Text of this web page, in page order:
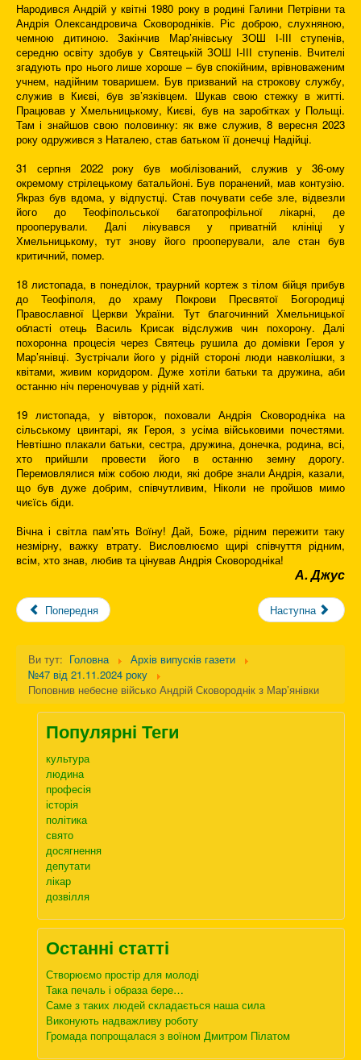
Народився Андрій у квітні 1980 року в родині Галини Петрівни та
Андрія Олександровича Сковородніків. Ріс доброю, слухняною,
чемною дитиною. Закінчив Мар’янівську ЗОШ І-ІІІ ступенів,
середню освіту здобув у Святецькій ЗОШ І-ІІІ ступенів. Вчителі
згадують про нього лише хороше – був спокійним, врівноваженим
учнем, надійним товаришем. Був призваний на строкову службу,
служив в Києві, був зв’язківцем. Шукав свою стежку в житті.
Працював у Хмельницькому, Києві, був на заробітках у Польщі.
Там і знайшов свою половинку: як вже служив, 8 вересня 2023
року одружився з Наталею, став батьком її донечці Надійці.
31 серпня 2022 року був мобілізований, служив у 36-ому
окремому стрілецькому батальйоні. Був поранений, мав контузію.
Якраз був вдома, у відпустці. Став почувати себе зле, відвезли
його до Теофіпольської багатопрофільної лікарні, де
прооперували. Далі лікувався у приватній клініці у
Хмельницькому, тут знову його прооперували, але стан був
критичний, помер.
18 листопада, в понеділок, траурний кортеж з тілом бійця прибув
до Теофіполя, до храму Покрови Пресвятої Богородиці
Православної Церкви України. Тут благочинний Хмельницької
області отець Василь Крисак відслужив чин похорону. Далі
похоронна процесія через Святець рушила до домівки Героя у
Мар’янівці. Зустрічали його у рідній стороні люди навколішки, з
квітами, живим коридором. Дуже хотіли батьки та дружина, аби
останню ніч переночував у рідній хаті.
19 листопада, у вівторок, поховали Андрія Сковородніка на
сільському цвинтарі, як Героя, з усіма військовими почестями.
Невтішно плакали батьки, сестра, дружина, донечка, родина, всі,
хто прийшли провести його в останню земну дорогу.
Перемовлялися між собою люди, які добре знали Андрія, казали,
що був дуже добрим, співчутливим, Ніколи не пройшов мимо
чиєїсь біди.
Вічна і світла пам’ять Воїну! Дай, Боже, рідним пережити таку
незмірну, важку втрату. Висловлюємо щирі співчуття рідним,
всім, хто знав, любив та цінував Андрія Сковородніка!
А. Джус
Попередня Наступна
Ви тут: Головна
Архів випусків газети
№47 від 21.11.2024 року
Поповнив небесне військо Андрій Сковороднік з Мар’янівки
Популярні Теги
культура
людина
професія
історія
політика
свято
досягнення
депутати
лікар
дозвілля
Останні статті
Створюємо простір для молоді
Така печаль і образа бере…
Саме з таких людей складається наша сила
Виконують надважливу роботу
Громада попрощалася з воїном Дмитром Пілатом